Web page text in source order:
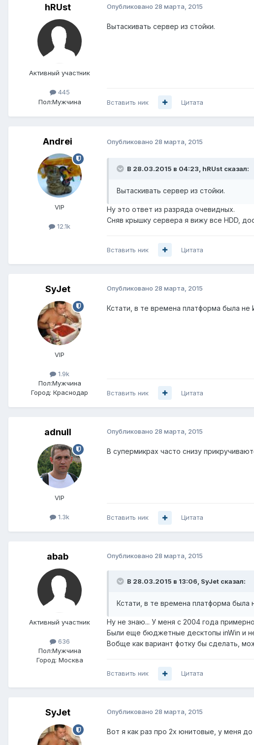
hRUst
Активный участник
445
Пол:Мужчина
Опубликовано 28 марта, 2015
Вытаскивать сервер из стойки.
Вставить ник Цитата
Andrei
VIP
12.1k
Опубликовано 28 марта, 2015
В 28.03.2015 в 04:23, hRUst сказал:
Вытаскивать сервер из стойки.
Ну это ответ из разряда очевидных.
Сняв крышку сервера я вижу все HDD,
Вставить ник Цитата
SyJet
VIP
1.9k
Пол:Мужчина
Город: Краснодар
Опубликовано 28 марта, 2015
Кстати, в те времена платформа была не
Вставить ник Цитата
adnull
VIP
1.3k
Опубликовано 28 марта, 2015
В супермикрах часто снизу
Вставить ник Цитата
abab
Активный участник
636
Пол:Мужчина
Город: Москва
Опубликовано 28 марта, 2015
В 28.03.2015 в 13:06, SyJet сказал:
Кстати, в те времена платформа была
Ну не знаю... У меня с 2004 года
Были еще бюджетные десктопы inWin и
Вобще как вариант фотку бы сделать,
Вставить ник Цитата
SyJet Опубликовано 28 марта, 2015
Вот я как раз про 2х юнитовые, у меня